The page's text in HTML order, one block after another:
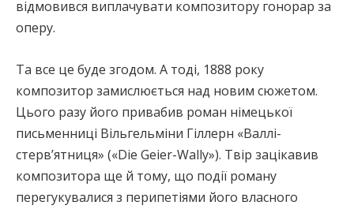
відмовився виплачувати композитору гонорар за
оперу.
Та все це буде згодом. А тоді, 1888 року
композитор замислюється над новим сюжетом.
Цього разу його привабив роман німецької
письменниці Вільгельміни Гіллерн «Валлі-
стерв’ятниця» («Die Geier-Wally»). Твір зацікавив
композитора ще й тому, що події роману
перегукувалися з перипетіями його власного